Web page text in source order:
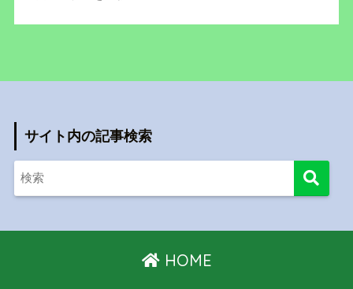
サイト内の記事検索
HOME